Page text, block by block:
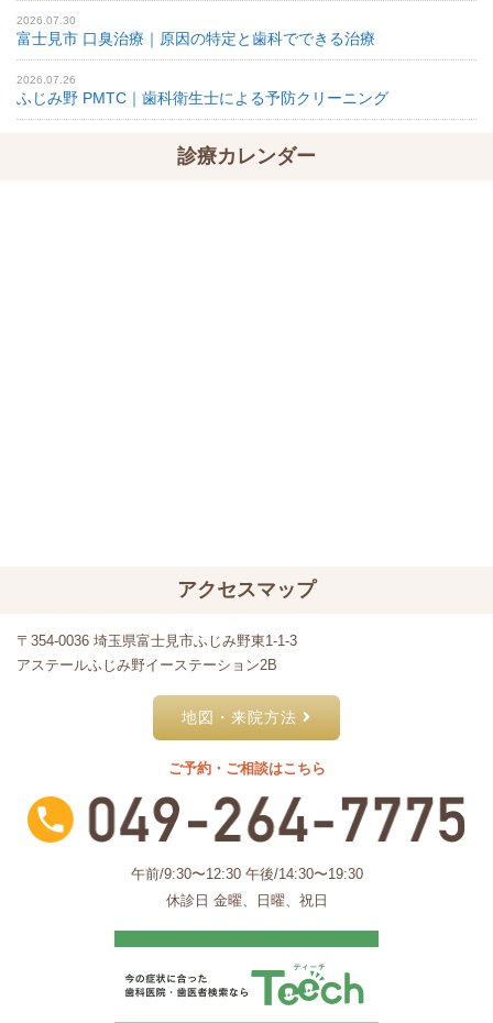
2026.07.30
富士見市 口臭治療｜原因の特定と歯科でできる治療
2026.07.26
ふじみ野 PMTC｜歯科衛生士による予防クリーニング
診療カレンダー
アクセスマップ
〒354-0036 埼玉県富士見市ふじみ野東1-1-3
アステールふじみ野イーステーション2B
地図・来院方法
ご予約・ご相談はこちら
午前/9:30〜12:30 午後/14:30〜19:30
休診日 金曜、日曜、祝日